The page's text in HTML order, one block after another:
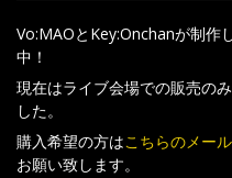
Vo:MAOとKey:Onchanが制作
中！
現在はライブ会場での販売の
した。
購入希望の方はこちらのメー
お願い致します。